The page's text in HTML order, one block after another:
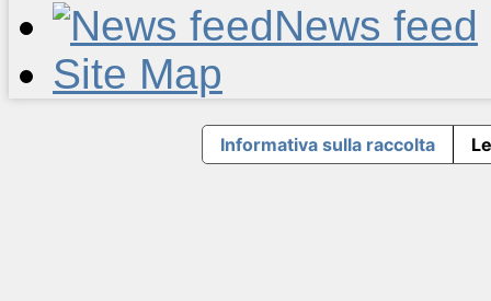
News feed
Site Map
Informativa sulla raccolta